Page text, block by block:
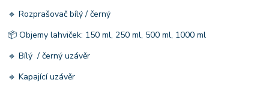
🔹 Rozprašovač bílý / černý
📦 Objemy lahviček: 150 ml, 250 ml, 500 ml, 1000 ml
🔹 Bílý / černý uzávěr
🔹 Kapající uzávěr